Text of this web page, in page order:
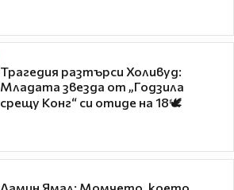
Трагедия разтърси Холивуд:
Младата звезда от „Годзила
срещу Конг“ си отиде на 18🕊️